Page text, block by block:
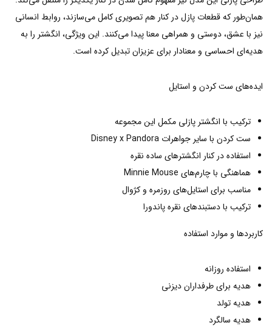
همان‌طور که قطعات پازل در کنار هم تصویری کامل می‌سازند، روابط انسانی
نیز با عشق، دوستی و همراهی معنا پیدا می‌کنند. این ویژگی، انگشتر را به
هدیه‌ای احساسی و معنادار برای عزیزان تبدیل کرده است.
ایده‌های ست کردن و استایل
ترکیب با انگشتر پازلی مکمل این مجموعه
ست کردن با سایر جواهرات Disney x Pandora
استفاده در کنار انگشترهای ساده نقره
هماهنگی با چارم‌های Minnie Mouse
مناسب برای استایل‌های روزمره و کژوال
ترکیب با دستبندهای نقره پاندورا
کاربردها و موارد استفاده
استفاده روزانه
هدیه برای طرفداران دیزنی
هدیه تولد
هدیه سالگرد